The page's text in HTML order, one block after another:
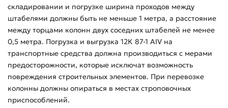
складировании и погрузке ширина проходов между
штабелями должны быть не меньше 1 метра, а расстояние
между торцами колонн двух соседних штабелей не менее
0,5 метра. Погрузка и выгрузка 12К 87-1 АIV на
транспортные средства должна производиться с мерами
предосторожности, которые исключат возможность
повреждения строительных элементов. При перевозке
колонны должны опираться в местах строповочных
приспособлений.